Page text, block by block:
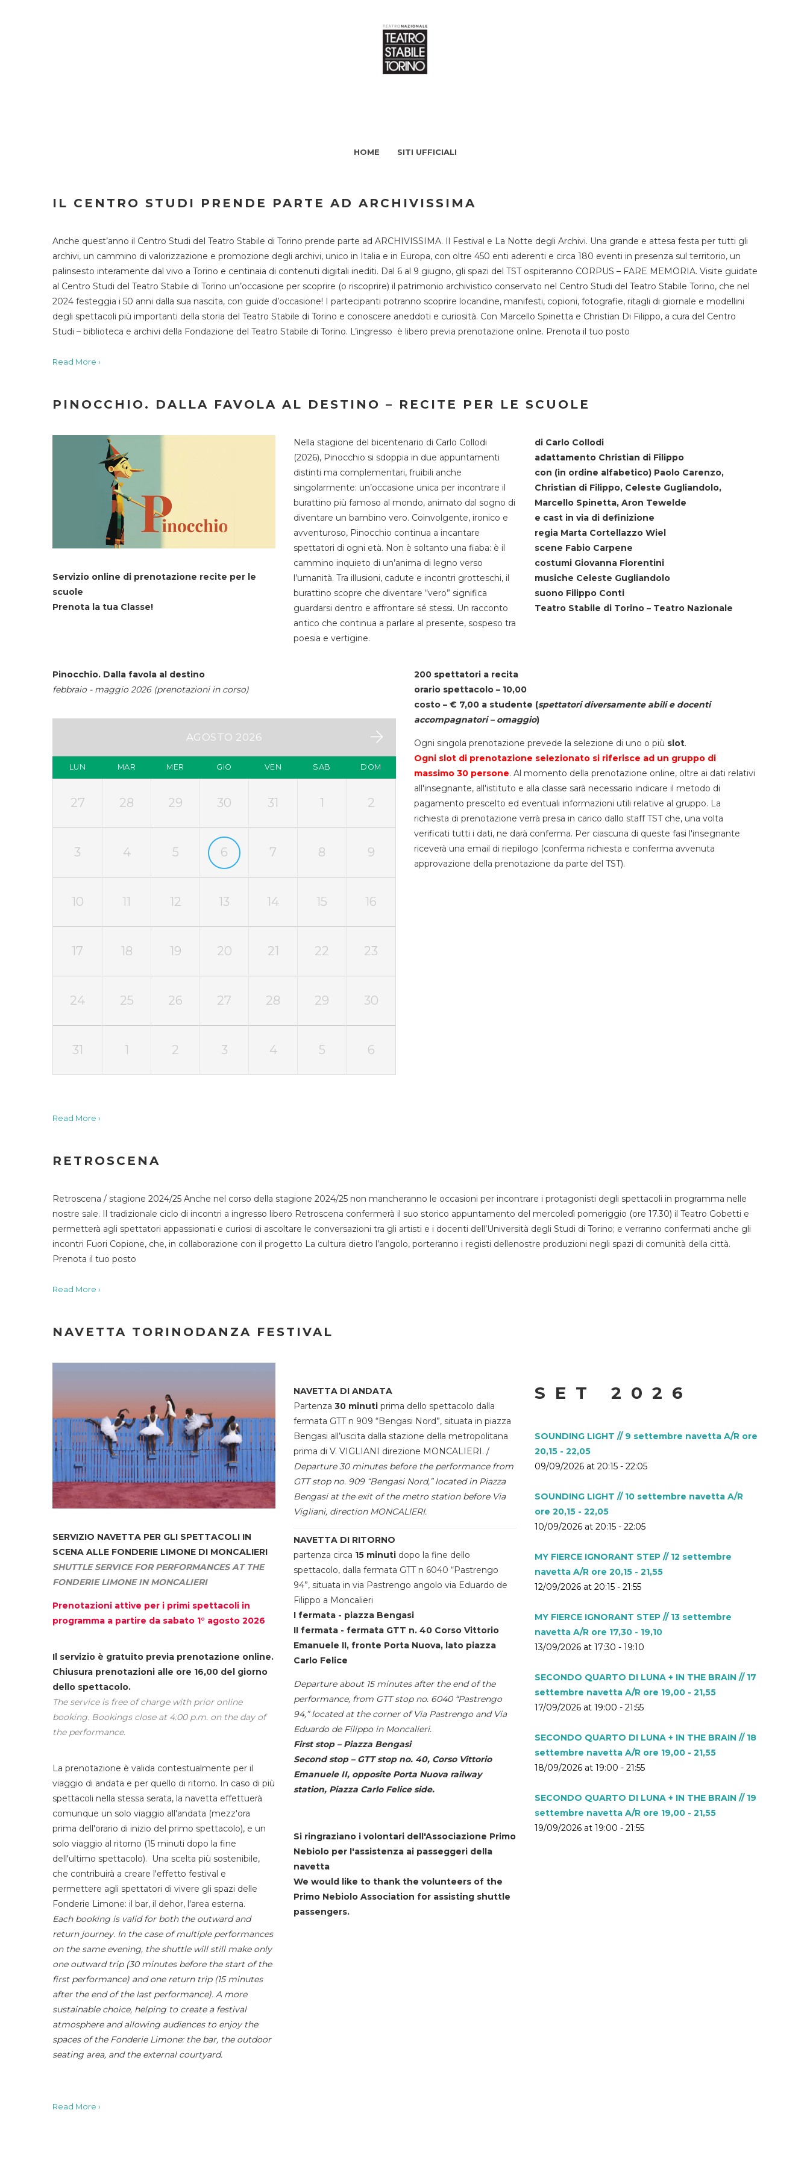
HOME SITI UFFICIALI
IL CENTRO STUDI PRENDE PARTE AD ARCHIVISSIMA
Anche quest’anno il Centro Studi del Teatro Stabile di Torino prende parte ad ARCHIVISSIMA. Il Festival e La Notte degli Archivi. Una grande e attesa festa per tutti gli
archivi, un cammino di valorizzazione e promozione degli archivi, unico in Italia e in Europa, con oltre 450 enti aderenti e circa 180 eventi in presenza sul territorio, un
palinsesto interamente dal vivo a Torino e centinaia di contenuti digitali inediti. Dal 6 al 9 giugno, gli spazi del TST ospiteranno CORPUS – FARE MEMORIA. Visite guidate
al Centro Studi del Teatro Stabile di Torino un’occasione per scoprire (o riscoprire) il patrimonio archivistico conservato nel Centro Studi del Teatro Stabile Torino, che nel
2024 festeggia i 50 anni dalla sua nascita, con guide d’occasione! I partecipanti potranno scoprire locandine, manifesti, copioni, fotografie, ritagli di giornale e modellini
degli spettacoli più importanti della storia del Teatro Stabile di Torino e conoscere aneddoti e curiosità. Con Marcello Spinetta e Christian Di Filippo, a cura del Centro
Studi – biblioteca e archivi della Fondazione del Teatro Stabile di Torino. L’ingresso è libero previa prenotazione online. Prenota il tuo posto
Read More ›
PINOCCHIO. DALLA FAVOLA AL DESTINO – RECITE PER LE SCUOLE
Servizio online di prenotazione recite per le
scuole
Prenota la tua Classe!
Nella stagione del bicentenario di Carlo Collodi
(2026), Pinocchio si sdoppia in due appuntamenti
distinti ma complementari, fruibili anche
singolarmente: un’occasione unica per incontrare il
burattino più famoso al mondo, animato dal sogno di
diventare un bambino vero. Coinvolgente, ironico e
avventuroso, Pinocchio continua a incantare
spettatori di ogni età. Non è soltanto una fiaba: è il
cammino inquieto di un’anima di legno verso
l’umanità. Tra illusioni, cadute e incontri grotteschi, il
burattino scopre che diventare “vero” significa
guardarsi dentro e affrontare sé stessi. Un racconto
antico che continua a parlare al presente, sospeso tra
poesia e vertigine.
di Carlo Collodi
adattamento Christian di Filippo
con (in ordine alfabetico) Paolo Carenzo,
Christian di Filippo, Celeste Gugliandolo,
Marcello Spinetta, Aron Tewelde
e cast in via di definizione
regia Marta Cortellazzo Wiel
scene Fabio Carpene
costumi Giovanna Fiorentini
musiche Celeste Gugliandolo
suono Filippo Conti
Teatro Stabile di Torino – Teatro Nazionale
Pinocchio. Dalla favola al destino
febbraio - maggio 2026 (prenotazioni in corso)
AGOSTO 2026
LUN MAR MER GIO VEN SAB DOM
27 28 29 30 31 1 2
3 4 5 6 7 8 9
10 11 12 13 14 15 16
17 18 19 20 21 22 23
24 25 26 27 28 29 30
31 1 2 3 4 5 6
200 spettatori a recita
orario spettacolo – 10,00
costo – € 7,00 a studente (spettatori diversamente abili e docenti
accompagnatori – omaggio)
Ogni singola prenotazione prevede la selezione di uno o più slot.
Ogni slot di prenotazione selezionato si riferisce ad un gruppo di
massimo 30 persone. Al momento della prenotazione online, oltre ai dati relativi
all'insegnante, all'istituto e alla classe sarà necessario indicare il metodo di
pagamento prescelto ed eventuali informazioni utili relative al gruppo. La
richiesta di prenotazione verrà presa in carico dallo staff TST che, una volta
verificati tutti i dati, ne darà conferma. Per ciascuna di queste fasi l'insegnante
riceverà una email di riepilogo (conferma richiesta e conferma avvenuta
approvazione della prenotazione da parte del TST).
Read More ›
RETROSCENA
Retroscena / stagione 2024/25 Anche nel corso della stagione 2024/25 non mancheranno le occasioni per incontrare i protagonisti degli spettacoli in programma nelle
nostre sale. Il tradizionale ciclo di incontri a ingresso libero Retroscena confermerà il suo storico appuntamento del mercoledì pomeriggio (ore 17.30) il Teatro Gobetti e
permetterà agli spettatori appassionati e curiosi di ascoltare le conversazioni tra gli artisti e i docenti dell’Università degli Studi di Torino; e verranno confermati anche gli
incontri Fuori Copione, che, in collaborazione con il progetto La cultura dietro l’angolo, porteranno i registi dellenostre produzioni negli spazi di comunità della città.
Prenota il tuo posto
Read More ›
NAVETTA TORINODANZA FESTIVAL
SERVIZIO NAVETTA PER GLI SPETTACOLI IN
SCENA ALLE FONDERIE LIMONE DI MONCALIERI
SHUTTLE SERVICE FOR PERFORMANCES AT THE
FONDERIE LIMONE IN MONCALIERI
Prenotazioni attive per i primi spettacoli in
programma a partire da sabato 1° agosto 2026
Il servizio è gratuito previa prenotazione online.
Chiusura prenotazioni alle ore 16,00 del giorno
dello spettacolo.
The service is free of charge with prior online
booking. Bookings close at 4:00 p.m. on the day of
the performance.
La prenotazione è valida contestualmente per il
viaggio di andata e per quello di ritorno. In caso di più
spettacoli nella stessa serata, la navetta effettuerà
comunque un solo viaggio all'andata (mezz'ora
prima dell'orario di inizio del primo spettacolo), e un
solo viaggio al ritorno (15 minuti dopo la fine
dell'ultimo spettacolo). Una scelta più sostenibile,
che contribuirà a creare l'effetto festival e
permettere agli spettatori di vivere gli spazi delle
Fonderie Limone: il bar, il dehor, l'area esterna.
Each booking is valid for both the outward and
return journey. In the case of multiple performances
on the same evening, the shuttle will still make only
one outward trip (30 minutes before the start of the
first performance) and one return trip (15 minutes
after the end of the last performance). A more
sustainable choice, helping to create a festival
atmosphere and allowing audiences to enjoy the
spaces of the Fonderie Limone: the bar, the outdoor
seating area, and the external courtyard.
NAVETTA DI ANDATA
Partenza 30 minuti prima dello spettacolo dalla
fermata GTT n 909 “Bengasi Nord”, situata in piazza
Bengasi all’uscita dalla stazione della metropolitana
prima di V. VIGLIANI direzione MONCALIERI. /
Departure 30 minutes before the performance from
GTT stop no. 909 “Bengasi Nord,” located in Piazza
Bengasi at the exit of the metro station before Via
Vigliani, direction MONCALIERI.
NAVETTA DI RITORNO
partenza circa 15 minuti dopo la fine dello
spettacolo, dalla fermata GTT n 6040 “Pastrengo
94”, situata in via Pastrengo angolo via Eduardo de
Filippo a Moncalieri
I fermata - piazza Bengasi
II fermata - fermata GTT n. 40 Corso Vittorio
Emanuele II, fronte Porta Nuova, lato piazza
Carlo Felice
Departure about 15 minutes after the end of the
performance, from GTT stop no. 6040 “Pastrengo
94,” located at the corner of Via Pastrengo and Via
Eduardo de Filippo in Moncalieri.
First stop – Piazza Bengasi
Second stop – GTT stop no. 40, Corso Vittorio
Emanuele II, opposite Porta Nuova railway
station, Piazza Carlo Felice side.
Si ringraziano i volontari dell'Associazione Primo
Nebiolo per l'assistenza ai passeggeri della
navetta
We would like to thank the volunteers of the
Primo Nebiolo Association for assisting shuttle
passengers.
SET 2026
SOUNDING LIGHT // 9 settembre navetta A/R ore
20,15 - 22,05
09/09/2026 at 20:15 - 22:05
SOUNDING LIGHT // 10 settembre navetta A/R
ore 20,15 - 22,05
10/09/2026 at 20:15 - 22:05
MY FIERCE IGNORANT STEP // 12 settembre
navetta A/R ore 20,15 - 21,55
12/09/2026 at 20:15 - 21:55
MY FIERCE IGNORANT STEP // 13 settembre
navetta A/R ore 17,30 - 19,10
13/09/2026 at 17:30 - 19:10
SECONDO QUARTO DI LUNA + IN THE BRAIN // 17
settembre navetta A/R ore 19,00 - 21,55
17/09/2026 at 19:00 - 21:55
SECONDO QUARTO DI LUNA + IN THE BRAIN // 18
settembre navetta A/R ore 19,00 - 21,55
18/09/2026 at 19:00 - 21:55
SECONDO QUARTO DI LUNA + IN THE BRAIN // 19
settembre navetta A/R ore 19,00 - 21,55
19/09/2026 at 19:00 - 21:55
Read More ›